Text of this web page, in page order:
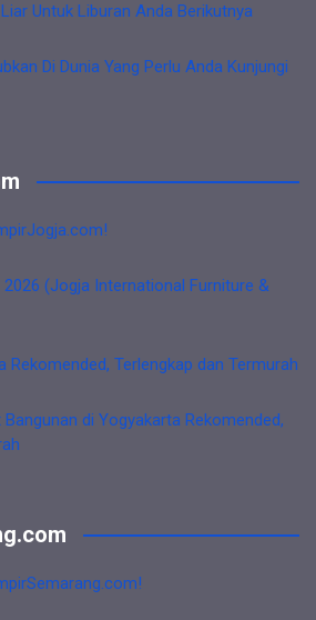
Untuk Liburan Anda Berikutnya
Di Dunia Yang Perlu Anda Kunjungi
2026 (Jogja International Furniture &
Rekomended, Terlengkap dan Termurah
di Yogyakarta Rekomended,